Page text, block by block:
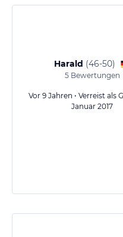
Harald (46-50)
5Bewertungen
Vor 9 Jahren • Verreist als
Januar 2017